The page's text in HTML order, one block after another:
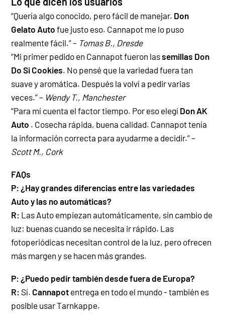
“Quería algo conocido, pero fácil de manejar. Don
Gelato Auto fue justo eso. Cannapot me lo puso
realmente fácil.” – Tomas B., Dresde
“Mi primer pedido en Cannapot fueron lassemillas Don
Do Si Cookies. No pensé que la variedad fuera tan
suave y aromática. Después la volví a pedir varias
veces.” – Wendy T., Manchester
“Para mí cuenta el factor tiempo. Por eso elegí Don AK
Auto . Cosecha rápida, buena calidad. Cannapot tenía
la información correcta para ayudarme a decidir.” –
Scott M., Cork
FAQs
P: ¿Hay grandes diferencias entre las variedades
Auto y las no automáticas?
R: Las Auto empiezan automáticamente, sin cambio de
luz: buenas cuando se necesita ir rápido. Las
fotoperiódicas necesitan control de la luz, pero ofrecen
más margen y se hacen más grandes.
P: ¿Puedo pedir también desde fuera de Europa?
R: Sí. Cannapot entrega en todo el mundo - también es
posible usar Tarnkappe.